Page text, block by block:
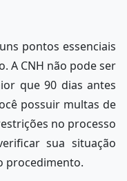
pontos essenciais
A CNH não pode ser
que 90 dias antes
possuir multas de
no processo
sua situação
procedimento.